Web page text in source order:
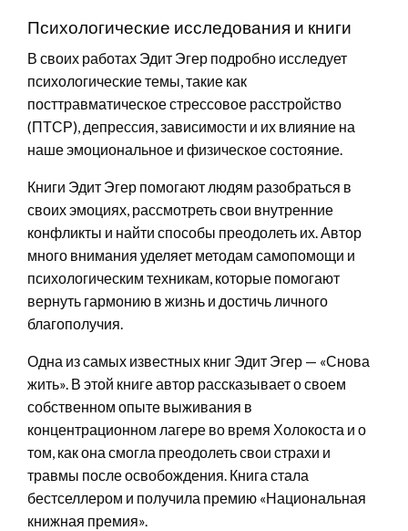
Психологические исследования и книги
В своих работах Эдит Эгер подробно исследует
психологические темы, такие как
посттравматическое стрессовое расстройство
(ПТСР), депрессия, зависимости и их влияние на
наше эмоциональное и физическое состояние.
Книги Эдит Эгер помогают людям разобраться в
своих эмоциях, рассмотреть свои внутренние
конфликты и найти способы преодолеть их. Автор
много внимания уделяет методам самопомощи и
психологическим техникам, которые помогают
вернуть гармонию в жизнь и достичь личного
благополучия.
Одна из самых известных книг Эдит Эгер — «Снова
жить». В этой книге автор рассказывает о своем
собственном опыте выживания в
концентрационном лагере во время Холокоста и о
том, как она смогла преодолеть свои страхи и
травмы после освобождения. Книга стала
бестселлером и получила премию «Национальная
книжная премия».